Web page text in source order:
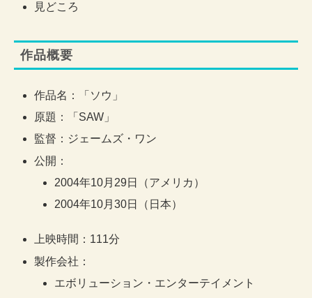
見どころ
作品概要
作品名：「ソウ」
原題：「SAW」
監督：ジェームズ・ワン
公開：
2004年10月29日（アメリカ）
2004年10月30日（日本）
上映時間：111分
製作会社：
エボリューション・エンターテイメント